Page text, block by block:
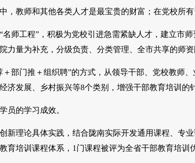
教师和其他各类人才是最宝贵的财富；在党校所有
工程”，积极为党校引进急需紧缺人才，建立市师
力量为补充，分级负责、分类管理、全市共享的师资
门推＋组织聘”的方式，从领导干部、党校教师、
济发展、乡村振兴等8个类别，增强干部教育培训的
的学习成效。
理论具体实践，结合陇南实际开发通用课程、专业
育培训课程体系，1门课程被评为全省干部教育培训